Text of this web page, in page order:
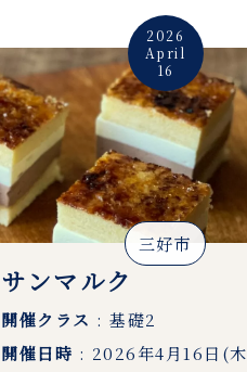
2026
April
16
三好市
サンマルク
開催クラス : 基礎2
開催日時 : 2026年4月16日(